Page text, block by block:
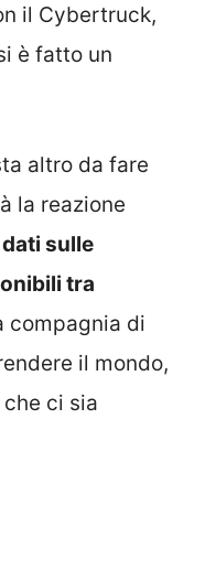
il Cybertruck,
è fatto un
altro da fare
la reazione
sulle
tra
compagnia di
il mondo,
ci sia